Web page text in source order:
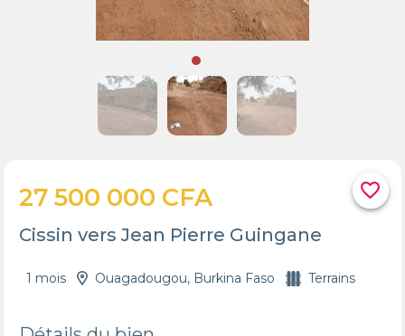
favorite_border
27 500 000 CFA
Cissin vers Jean Pierre Guingane
1 mois Ouagadougou, Burkina Faso Terrains